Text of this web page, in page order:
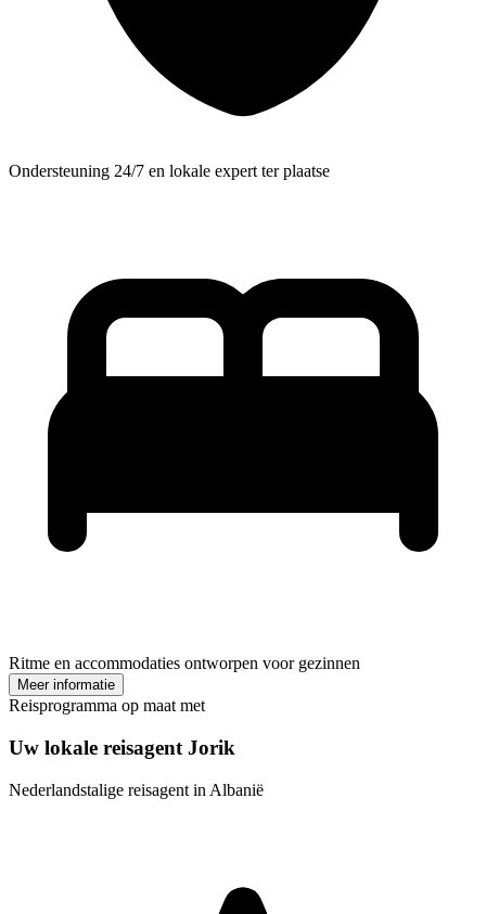
Ondersteuning 24/7 en lokale expert ter plaatse
Ritme en accommodaties ontworpen voor gezinnen
Meer informatie
Reisprogramma op maat met
Uw lokale reisagent Jorik
Nederlandstalige reisagent in Albanië